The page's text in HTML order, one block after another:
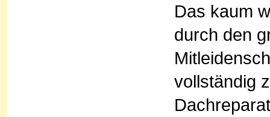
Das kaum
durch den
vollständig